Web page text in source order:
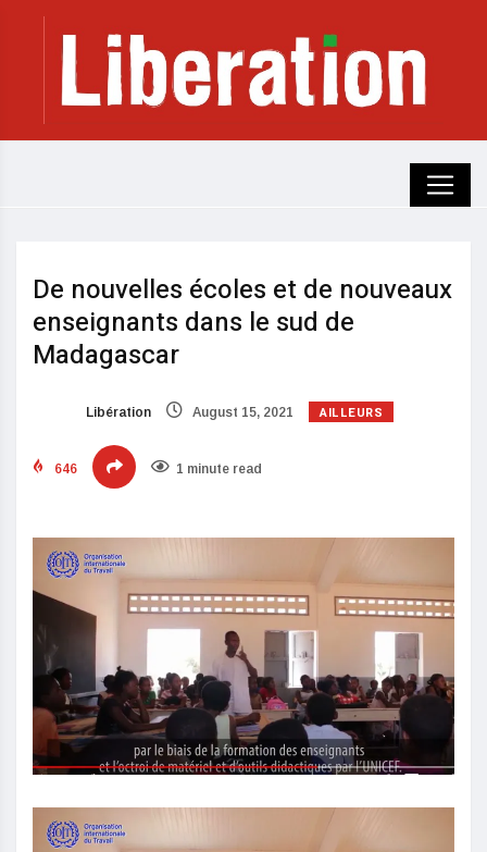
De nouvelles écoles et de nouveaux
enseignants dans le sud de
Madagascar
Libération August 15, 2021 AILLEURS
646 1 minute read